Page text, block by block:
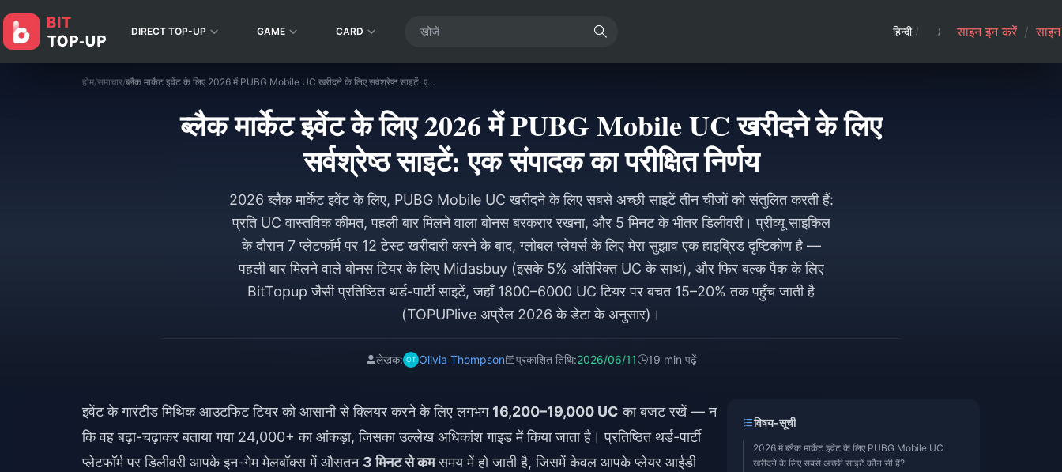
DIRECT TOP-UP GAME CARD हिन्दी / साइन इन करें /
होम/समाचार/ ब्लैक मार्केट इवेंट के लिए 2026 में PUBG Mobile UC खरीदने के लिए सर्वश्रेष्ठ साइटें: एक संपादक का परीक्षित निर्णय
ब्लैक मार्केट इवेंट के लिए 2026 में PUBG Mobile UC खरीदने के लिए
सर्वश्रेष्ठ साइटें: एक संपादक का परीक्षित निर्णय
2026 ब्लैक मार्केट इवेंट के लिए, PUBG Mobile UC खरीदने के लिए सबसे अच्छी साइटें तीन चीजों को संतुलित करती हैं:
प्रति UC वास्तविक कीमत, पहली बार मिलने वाला बोनस बरकरार रखना, और 5 मिनट के भीतर डिलीवरी। प्रीव्यू साइकिल
के दौरान 7 प्लेटफॉर्म पर 12 टेस्ट खरीदारी करने के बाद, ग्लोबल प्लेयर्स के लिए मेरा सुझाव एक हाइब्रिड दृष्टिकोण है —
पहली बार मिलने वाले बोनस टियर के लिए Midasbuy (इसके 5% अतिरिक्त UC के साथ), और फिर बल्क पैक के लिए
BitTopup जैसी प्रतिष्ठित थर्ड-पार्टी साइटें, जहाँ 1800–6000 UC टियर पर बचत 15–20% तक पहुँच जाती है
(TOPUPlive अप्रैल 2026 के डेटा के अनुसार)।
लेखक: Olivia Thompson प्रकाशित तिथि:2026/06/11 19 min पढ़ें
इवेंट के गारंटीड मिथिक आउटफिट टियर को आसानी से क्लियर करने के लिए लगभग 16,200–19,000 UC का बजट रखें — न
कि वह बढ़ा-चढ़ाकर बताया गया 24,000+ का आंकड़ा, जिसका उल्लेख अधिकांश गाइड में किया जाता है। प्रतिष्ठित थर्ड-पार्टी
प्लेटफॉर्म पर डिलीवरी आपके इन-गेम मेलबॉक्स में औसतन 3 मिनट से कमसमय में हो जाती है, जिसमें केवल आपके प्लेयर आईडी
विषय-सूची
2026 में ब्लैक मार्केट इवेंट के लिए PUBG Mobile UC
खरीदने के लिए सबसे अच्छी साइटें कौन सी हैं?